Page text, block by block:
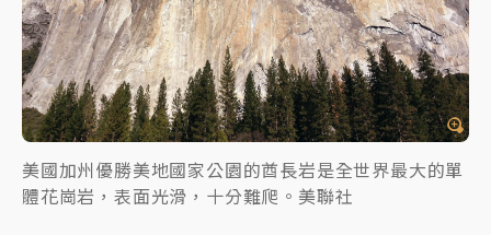
美國加州優勝美地國家公園的酋長岩是全世界最大的單
體花崗岩，表面光滑，十分難爬。美聯社